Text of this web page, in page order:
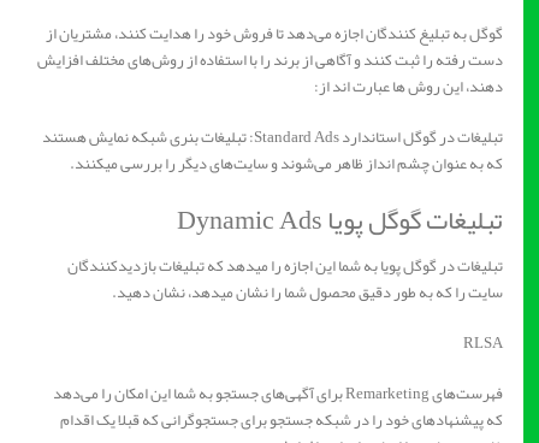
گوگل به تبلیغ کنندگان اجازه می‌دهد تا فروش خود را هدایت کنند، مشتریان از
دست رفته را ثبت کنند و آگاهی از برند را با استفاده از روش‌های مختلف افزایش
دهند، این روش ها عبارت اند از:
تبلیغات در گوگل استاندارد Standard Ads: تبلیغات بنری شبکه نمایش هستند
که به عنوان چشم انداز ظاهر می‌شوند و سایت‌های دیگر را بررسی میکنند.
تبلیغات گوگل پویا Dynamic Ads
تبلیغات در گوگل پویا به شما این اجازه را میدهد که تبلیغات بازدیدکنندگان
سایت را که به طور دقیق محصول شما را نشان میدهد، نشان دهید.
RLSA
فهرست‌های Remarketing برای آگهی‌های جستجو به شما این امکان را می‌دهد
که پیشنهادهای خود را در شبکه جستجو برای جستجوگرانی که قبلا یک اقدام